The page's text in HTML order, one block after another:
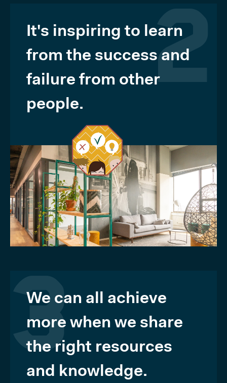
It's inspiring to learn
from the success and
failure from other
people.
2
We can all achieve
more when we share
the right resources
and knowledge.
3